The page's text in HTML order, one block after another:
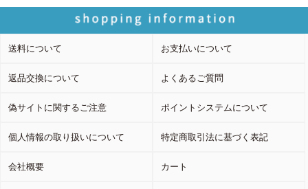
送料について お支払いについて
返品交換について よくあるご質問
偽サイトに関するご注意 ポイントシステムについて
個人情報の取り扱いについて 特定商取引法に基づく表記
会社概要 カート